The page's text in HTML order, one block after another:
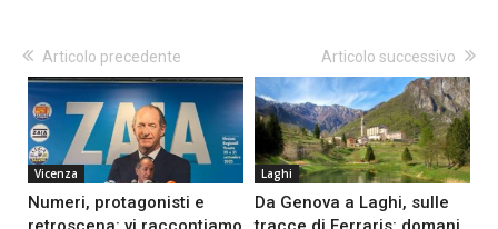
Articolo precedente
Vicenza
Numeri, protagonisti e
Articolo successivo
Laghi
Da Genova a Laghi, sulle